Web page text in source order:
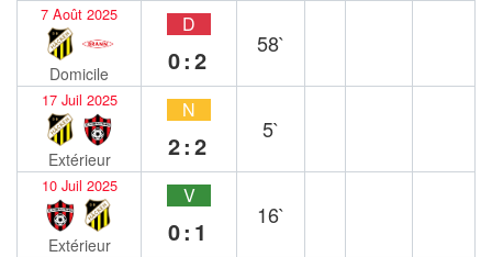
7 Août 2025
Domicile
D
0:2
58`
17 Juil 2025
Extérieur
N
2:2
5`
10 Juil 2025
Extérieur
V
0:1
16`